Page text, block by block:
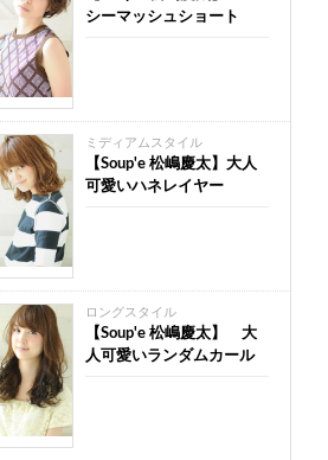
シーマッシュショート
ミディアムスタイル
【Soup'e 松嶋慶太】大人
可愛いハネレイヤー
ロングスタイル
【Soup'e 松嶋慶太】 大
人可愛いランダムカール